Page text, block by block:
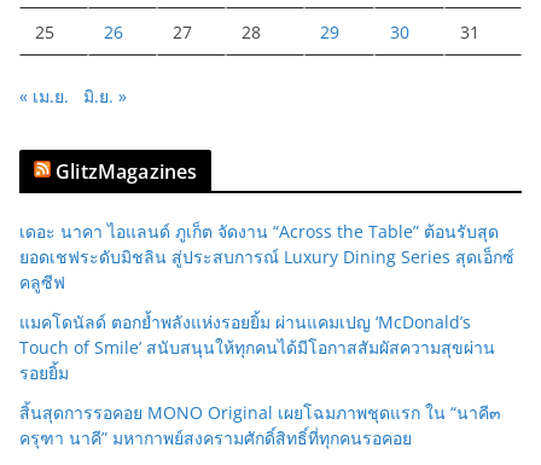
25 26 27 28 29 30 31
« เม.ย. มิ.ย. »
GlitzMagazines
เดอะ นาคา ไอแลนด์ ภูเก็ต จัดงาน “Across the Table” ต้อนรับสุด
ยอดเชฟระดับมิชลิน สู่ประสบการณ์ Luxury Dining Series สุดเอ็กซ์
คลูซีฟ
แมคโดนัลด์ ตอกย้ำพลังแห่งรอยยิ้ม ผ่านแคมเปญ ‘McDonald’s
Touch of Smile’ สนับสนุนให้ทุกคนได้มีโอกาสสัมผัสความสุขผ่าน
รอยยิ้ม
สิ้นสุดการรอคอย MONO Original เผยโฉมภาพชุดแรก ใน “นาคี๓
ครุฑา นาคี” มหากาพย์สงครามศักดิ์สิทธิ์ที่ทุกคนรอคอย